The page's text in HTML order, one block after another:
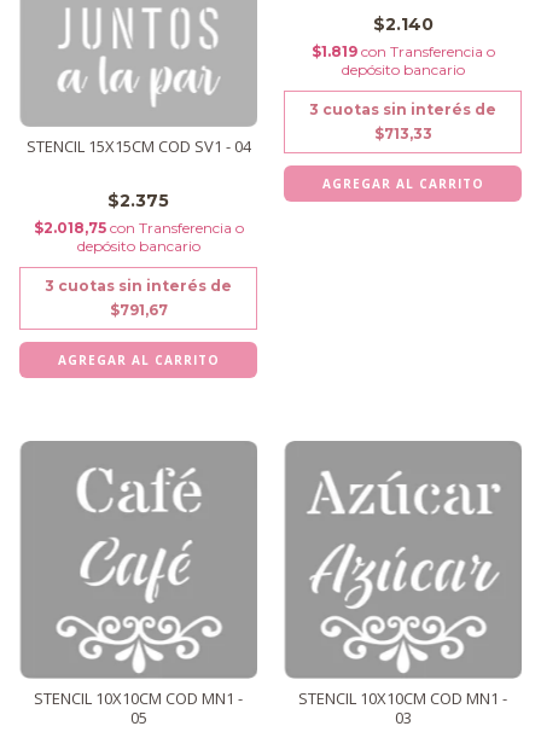
STENCIL 15X15CM COD SV1 - 04
$2.375
$2.018,75 con Transferencia o
depósito bancario
3 cuotas sin interés de
$791,67
$2.140
$1.819 con Transferencia o
depósito bancario
3 cuotas sin interés de
$713,33
STENCIL 10X10CM COD MN1 -
05
STENCIL 10X10CM COD MN1 -
03